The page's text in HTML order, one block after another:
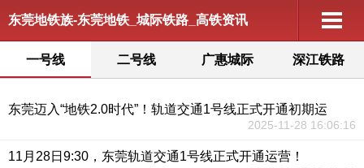
东莞地铁族-东莞地铁_城际铁路_高铁资讯
一号线 二号线 广惠城际 深江铁路
东莞迈入“地铁2.0时代”！轨道交通1号线正式开通初期运
2025-11-28 16:06:16
11月28日9:30，东莞轨道交通1号线正式开通运营！